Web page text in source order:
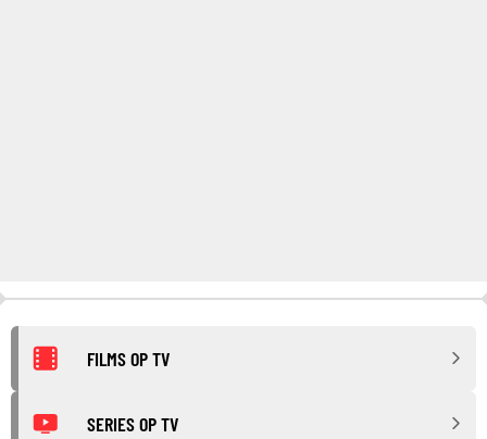
FILMS OP TV
SERIES OP TV